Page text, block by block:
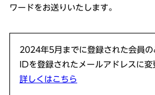
ワードをお送りいたします。
2024年5月までに登録された会員の
IDを登録されたメールアドレスに変
詳しくはこちら